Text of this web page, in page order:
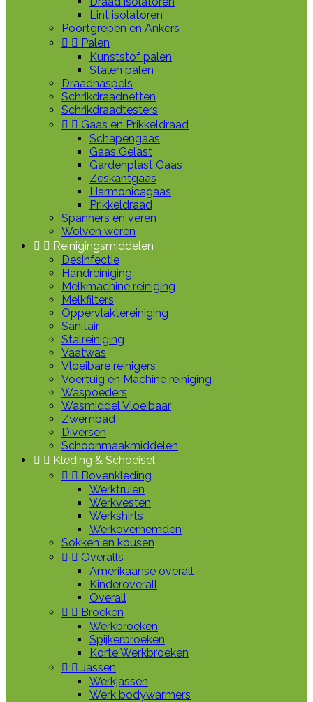
Lint isolatoren
Poortgrepen en Ankers
  Palen
Kunststof palen
Stalen palen
Draadhaspels
Schrikdraadnetten
Schrikdraadtesters
  Gaas en Prikkeldraad
Schapengaas
Gaas Gelast
Gardenplast Gaas
Zeskantgaas
Harmonicagaas
Prikkeldraad
Spanners en veren
Wolven weren
  Reinigingsmiddelen
Desinfectie
Handreiniging
Melkmachine reiniging
Melkfilters
Oppervlaktereiniging
Sanitair
Stalreiniging
Vaatwas
Vloeibare reinigers
Voertuig en Machine reiniging
Waspoeders
Wasmiddel Vloeibaar
Zwembad
Diversen
Schoonmaakmiddelen
  Kleding & Schoeisel
  Bovenkleding
Werktruien
Werkvesten
Werkshirts
Werkoverhemden
Sokken en kousen
  Overalls
Amerikaanse overall
Kinderoverall
Overall
  Broeken
Werkbroeken
Spijkerbroeken
Korte Werkbroeken
  Jassen
Werkjassen
Werk bodywarmers